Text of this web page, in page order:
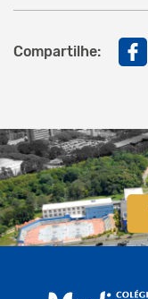
Compartilhe: